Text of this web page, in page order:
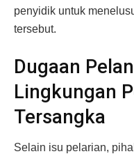
penyidik untuk
tersebut.
Dugaan
Lingkungan
Tersangka
Selain isu pelarian,